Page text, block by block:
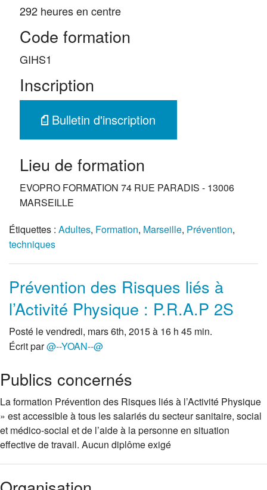
292 heures en centre
Code formation
GIHS1
Inscription
Bulletin d'inscription
Lieu de formation
EVOPRO FORMATION 74 RUE PARADIS - 13006
MARSEILLE
Étiquettes : Adultes, Formation, Marseille, Prévention,
techniques
Prévention des Risques liés à
l’Activité Physique : P.R.A.P 2S
Posté le vendredi, mars 6th, 2015 à 16 h 45 min.
Écrit par@--YOAN--@
Publics concernés
La formation Prévention des Risques liés à l’Activité Physique
» est accessible à tous les salariés du secteur sanitaire, social
et médico-social et de l’aide à la personne en situation
effective de travail. Aucun diplôme exigé